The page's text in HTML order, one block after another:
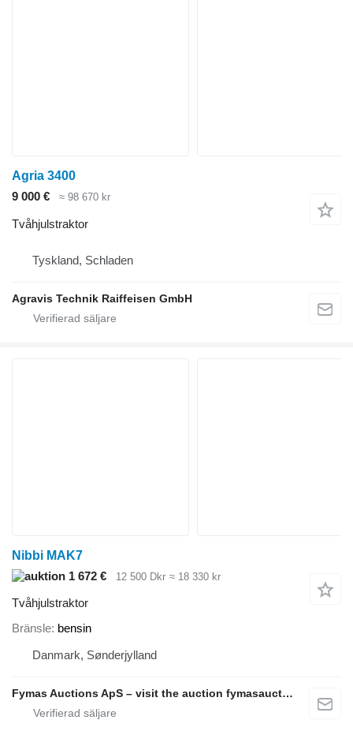
Agria 3400
9 000 €
≈ 98 670 kr
Tvåhjulstraktor
Tyskland, Schladen
Agravis Technik Raiffeisen GmbH
Nibbi MAK7
1 672 €
12 500 Dkr ≈ 18 330 kr
Tvåhjulstraktor
Bränsle bensin
Danmark, Sønderjylland
Fymas Auctions ApS – visit the auction fymasauctions.dk